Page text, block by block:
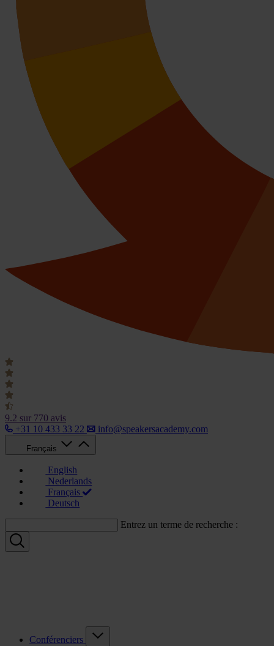
9.2 sur 770 avis
+31 10 433 33 22
info@speakersacademy.com
Français
English
Nederlands
Français
Deutsch
Entrez un terme de recherche :
Conférenciers